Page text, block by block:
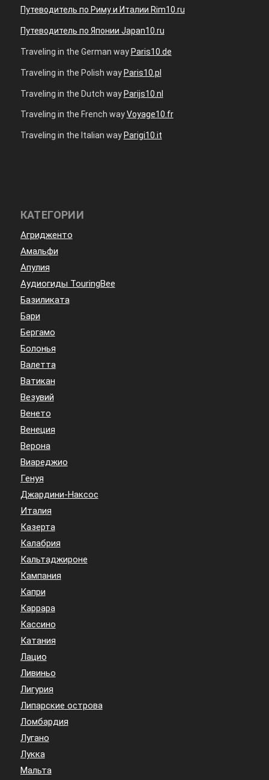
Путеводитель по Риму и Италии Rim10.ru
Путеводитель по Японии Japan10.ru
Traveling in the German way Paris10.de
Traveling in the Polish way Paris10.pl
Traveling in the Dutch wayParijs10.nl
Traveling in the French wayVoyage10.fr
Traveling in the Italian way Parigi10.it
КАТЕГОРИИ
Агридженто
Амальфи
Апулия
Аудиогиды TouringBee
Базиликата
Бари
Бергамо
Болонья
Валетта
Ватикан
Везувий
Венето
Венеция
Верона
Виареджио
Генуя
Джардини-Наксос
Италия
Казерта
Калабрия
Кальтаджироне
Кампания
Капри
Каррара
Кассино
Катания
Лацио
Ливиньо
Лигурия
Липарские острова
Ломбардия
Лугано
Лукка
Мальта